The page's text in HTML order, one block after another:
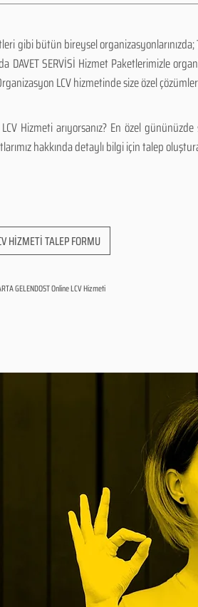
gibi bütün bireysel
DAVET SERVİSİ Hizmet Paketlerimizle
LCV hizmetinde size özel
Hizmeti arıyorsanız? En özel
hakkında detaylı bilgi için talep
HİZMETİ TALEP FORMU
GELENDOST Online LCV Hizmeti